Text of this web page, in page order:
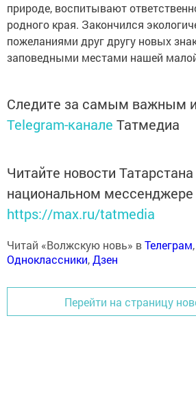
природе, воспитывают
родного края. Закончился
пожеланиями друг другу новых
заповедными местами нашей
Следите за самым важным
Telegram-канале Татмедиа
Читайте новости
национальном
https://max.ru/tatmedia
Читай «Волжскую новь» вТелеграм,
Одноклассники,Дзен
Перейти на страницу